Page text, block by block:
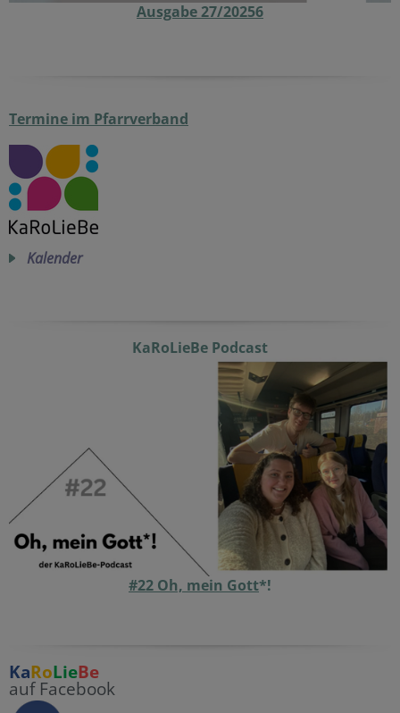
Ausgabe 27/20256
Termine im Pfarrverband
Kalender
KaRoLieBe Podcast
#22 Oh, mein Gott*!
KaRoLieBe
auf Facebook